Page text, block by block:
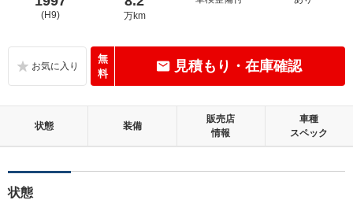
(H9) 万km
無
料
見積もり・在庫確認
状態 装備
販売店
情報
車種
スペック
状態